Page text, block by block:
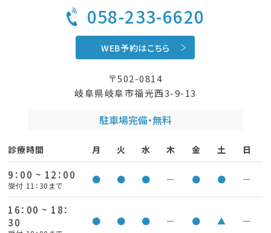
058-233-6620
WEB予約はこちら
〒502-0814
岐阜県岐阜市福光西3-9-13
駐車場完備・無料
診療時間 月 火 水 木 金 土 日
9：00 ~ 12：00
受付 11：30まで
● ● ● ー ● ● ー
16：00 ~ 18：
30
● ● ● ー ● ▲ ー